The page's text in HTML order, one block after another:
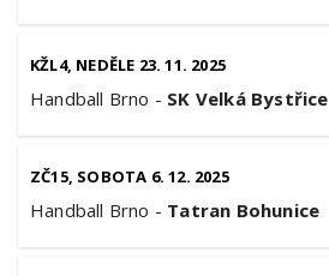
KŽL4, NEDĚLE 23. 11. 2025
Handball Brno - SK Velká Bystřice
ZČ15, SOBOTA 6. 12. 2025
Handball Brno - Tatran Bohunice